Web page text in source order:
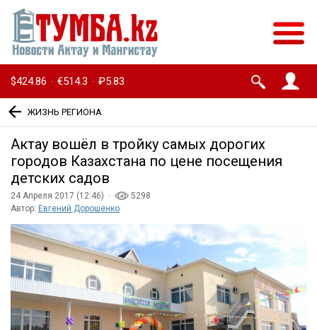
$424.86 · €514.3 · ₽5.83
ЖИЗНЬ РЕГИОНА
Актау вошёл в тройку самых дорогих
городов Казахстана по цене посещения
детских садов
24 Апреля 2017 (12:46) ·
5298
Автор: Евгений Дорошенко